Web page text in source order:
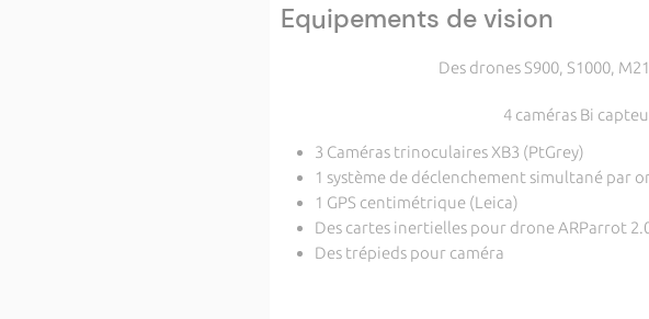
Equipements de vision
Des drones S900, S1000,
4 caméras Bi
3 Caméras trinoculaires XB3 (PtGrey)
1 système de déclenchement simultané par
1 GPS centimétrique (Leica)
Des cartes inertielles pour drone ARParrot
Des trépieds pour caméra